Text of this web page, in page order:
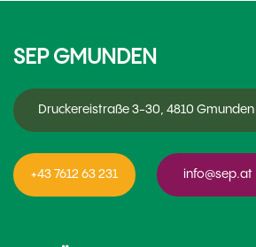
SEP GMUNDEN
Druckereistraße 3-30, 4810 Gmunden
+43 7612 63 231 info@sep.at